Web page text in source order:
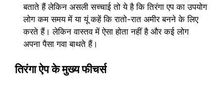
बताते हैं लेकिन असली सच्चाई तो ये है कि तिरंगा एप का उपयोग
लोग कम समय में या यूं कहें कि रातो-रात अमीर बनने के लिए
करते हैं। लेकिन वास्तव में ऐसा होता नहीं है और कई लोग
अपना पैसा गवा बाथते हैं।
तिरंगा ऐप के मुख्य फीचर्स